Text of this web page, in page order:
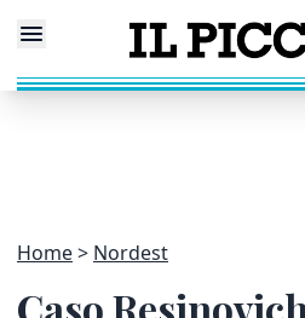
Home Nordest